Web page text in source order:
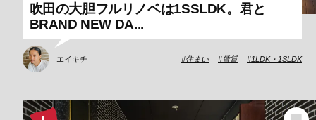
吹田の大胆フルリノベは1SSLDK。君と
BRAND NEW DA...
エイキチ 住まい 賃貸 1LDK・1SLDK